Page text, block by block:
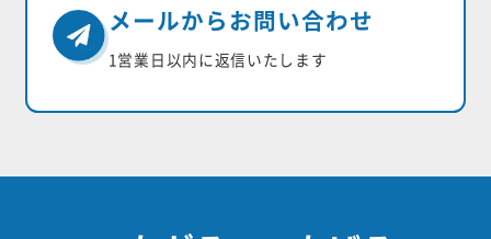
メールからお問い合わせ
1営業日以内に返信いたします